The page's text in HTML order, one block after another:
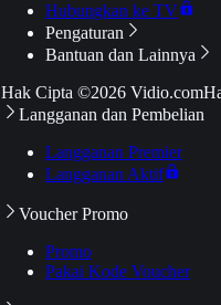
Hubungkan ke TV
Pengaturan
Bantuan dan Lainnya
Hak Cipta ©2026 Vidio.com
Langganan dan Pembelian
Langganan Premier
Langganan Aktif
Voucher Promo
Promo
Pakai Kode Voucher